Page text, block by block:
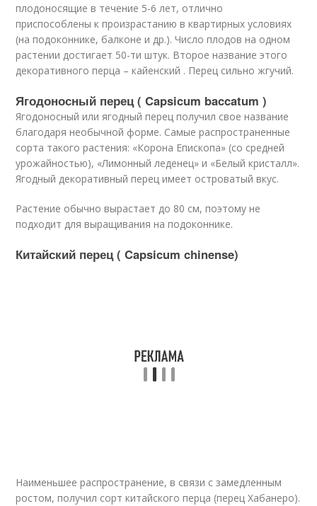
плодоносящие в течение 5-6 лет, отлично
приспособлены к произрастанию в квартирных условиях
(на подоконнике, балконе и др.). Число плодов на одном
растении достигает 50-ти штук. Второе название этого
декоративного перца – кайенский . Перец сильно жгучий.
Ягодоносный перец ( Capsicum baccatum )
Ягодоносный или ягодный перец получил свое название
благодаря необычной форме. Самые распространенные
сорта такого растения: «Корона Епископа» (со средней
урожайностью), «Лимонный леденец» и «Белый кристалл».
Ягодный декоративный перец имеет островатый вкус.
Растение обычно вырастает до 80 см, поэтому не
подходит для выращивания на подоконнике.
Китайский перец ( Capsicum chinense)
Наименьшее распространение, в связи с замедленным
ростом, получил сорт китайского перца (перец Хабанеро).